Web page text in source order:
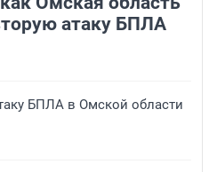
атаку БПЛА
БПЛА в Омской области